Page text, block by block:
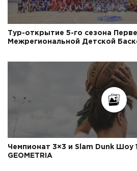
Тур-открытие 5-го сезона
Межрегиональной Детской
Чемпионат 3×3 и Slam Dunk Шоу
GEOMETRIA